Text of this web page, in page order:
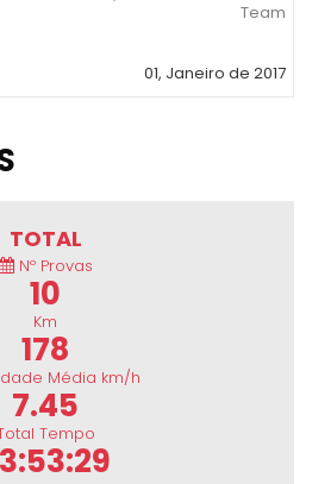
Team
01, Janeiro de 2017
TOTAL
Nº Provas
10
Km
178
Média km/h
7.45
Tempo